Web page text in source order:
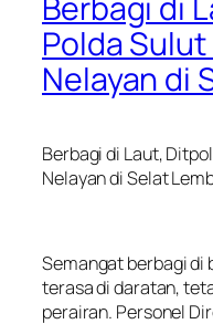
Polda
Nelayan di
Berbagi di Laut,
Nelayan di Selat
Semangat berbagi di
terasa di daratan,
perairan. Personel